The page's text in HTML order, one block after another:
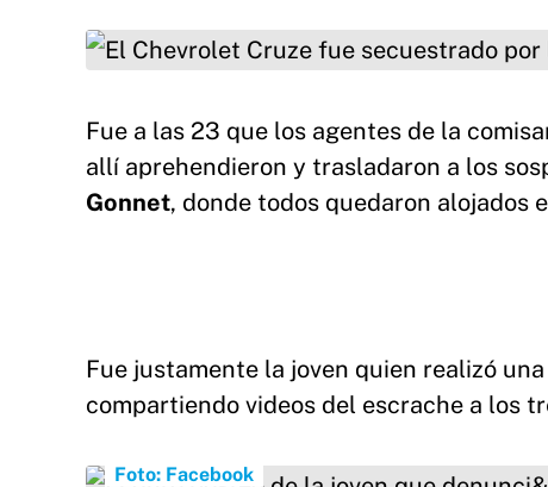
Fue a las 23 que los agentes de la
allí aprehendieron y trasladaron a los
Gonnet, donde todos quedaron alojados
Fue justamente la joven quien realizó
compartiendo videos del escrache a los
Foto: Facebook